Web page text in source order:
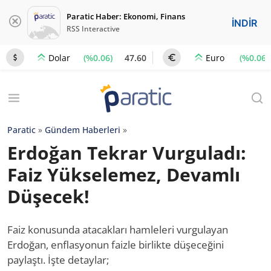
Paratic Haber: Ekonomi, Finans
RSS Interactive İNDİR
Dolar (%0.06) 47.60 Euro (%0.06)
Paratic » Gündem Haberleri »
Erdoğan Tekrar Vurguladı:
Faiz Yükselemez, Devamlı
Düşecek!
Faiz konusunda atacakları hamleleri vurgulayan
Erdoğan, enflasyonun faizle birlikte düşeceğini
paylaştı. İşte detaylar;